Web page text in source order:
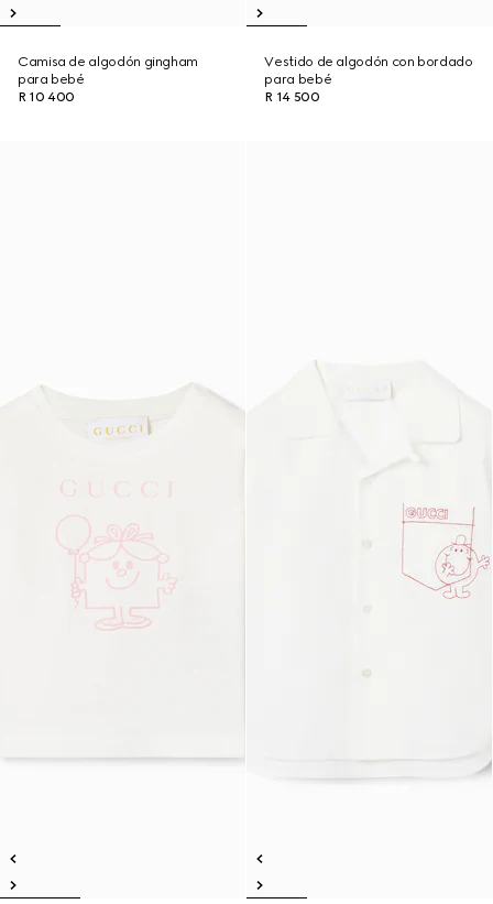
Camisa de algodón gingham
para bebé
R 10 400
Vestido de algodón con bordado
para bebé
R 14 500